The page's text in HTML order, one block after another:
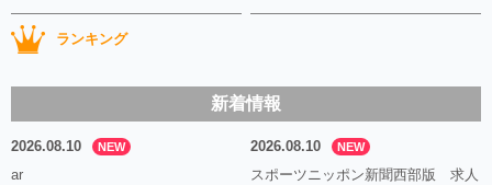
ランキング
新着情報
2026.08.10 NEW
ar
2026.08.10 NEW
スポーツニッポン新聞西部版 求人